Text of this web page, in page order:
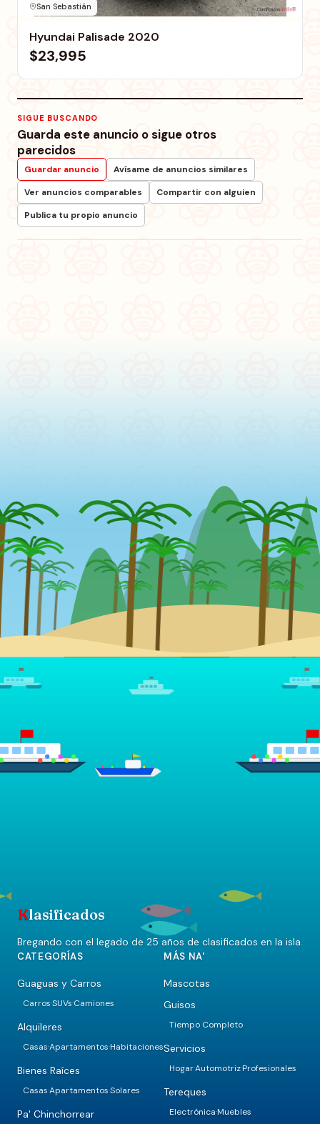
San Sebastián
Hyundai Palisade 2020
$23,995
SIGUE BUSCANDO
Guarda este anuncio o sigue otros
parecidos
Guardar anuncio
Avísame de anuncios similares
Ver anuncios comparables
Compartir con alguien
Publica tu propio anuncio
Klasificados
Bregando con el legado de 25 años de clasificados en la isla.
CATEGORÍAS
Guaguas y Carros
Carros·SUVs·Camiones
Alquileres
Casas·Apartamentos·Habitaciones
Bienes Raíces
Casas·Apartamentos·Solares
Pa' Chinchorrear
MÁS NA'
Mascotas
Guisos
Tiempo Completo
Servicios
Hogar·Automotriz·Profesionales
Tereques
Electrónica·Muebles